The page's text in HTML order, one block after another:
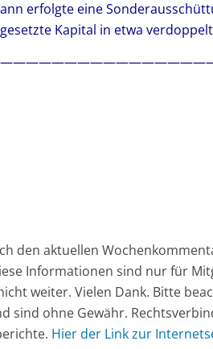
erfolgte eine
Kapital in etwa
den aktuellen
Informationen sind nur für
weiter. Vielen Dank. Bitte
sind ohne Gewähr.
Hier der Link zur